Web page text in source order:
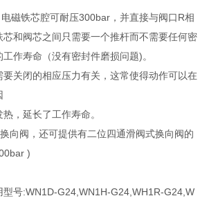
磁铁芯腔可耐压300bar，并直接与阀口R相
和阀芯之间只需要一个推杆而不需要任何密
作寿命（没有密封件磨损问题)。
关闭的相应压力有关，这常使得动作可以在
，延长了工作寿命。
向阀，还可提供有二位四通滑阀式换向阀的
)
型号:WN1D-G24,WN1H-G24,WH1R-G24,W